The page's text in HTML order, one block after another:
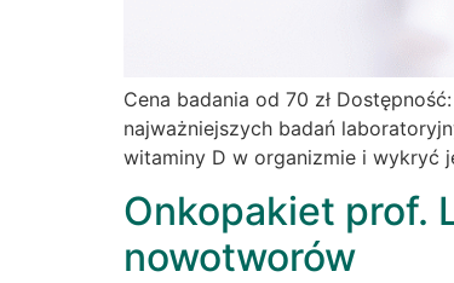
Cena badania od 70 zł
najważniejszych badań
witaminy D w organizmie i wykryć
Onkopakiet prof.
nowotworów